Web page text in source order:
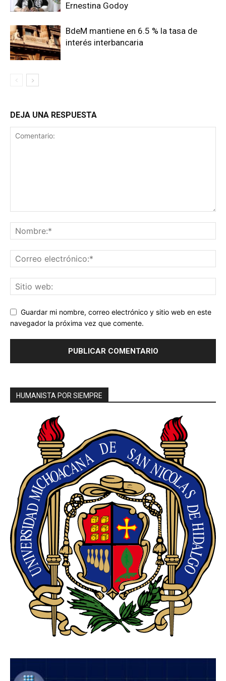
Ernestina Godoy
BdeM mantiene en 6.5 % la tasa de
interés interbancaria
DEJA UNA RESPUESTA
Guardar mi nombre, correo electrónico y sitio web en este
navegador la próxima vez que comente.
HUMANISTA POR SIEMPRE